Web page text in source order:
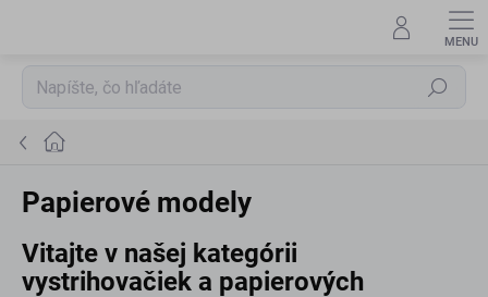
Hľadať
Domov
Papierové modely
Vitajte v našej kategórii
vystrihovačiek a papierových